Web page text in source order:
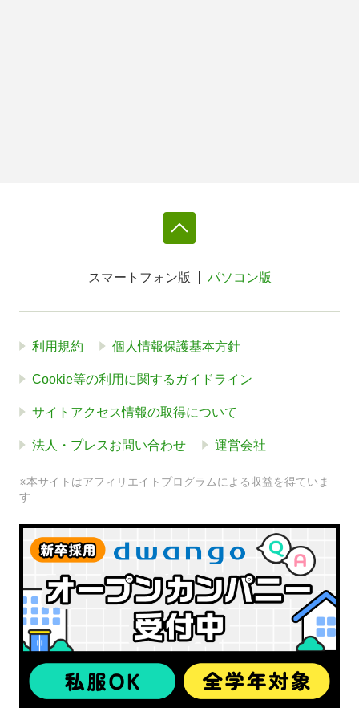
スマートフォン版 パソコン版
利用規約 個人情報保護基本方針
Cookie等の利用に関するガイドライン
サイトアクセス情報の取得について
法人・プレスお問い合わせ 運営会社
※本サイトはアフィリエイトプログラムによる収益を得ていま
す